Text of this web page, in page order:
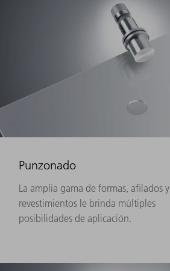
Punzonado
La amplia gama de formas, afilados y
revestimientos le brinda múltiples
posibilidades de aplicación.